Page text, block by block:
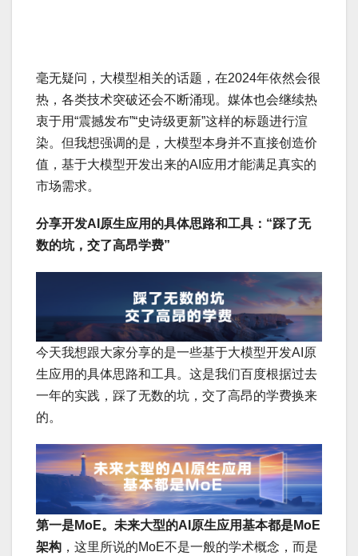
毫无疑问，大模型相关的话题，在2024年依然会很
热，各类技术突破还会不断涌现。媒体也会继续热
衷于用“震撼发布”“史诗级更新”这样的标题进行渲
染。但我想强调的是，大模型本身并不直接创造价
值，基于大模型开发出来的AI应用才能满足真实的
市场需求。
分享开发AI原生应用的具体思路和工具：“踩了无
数的坑，交了高昂学费”
今天我想跟大家分享的是一些基于大模型开发AI原
生应用的具体思路和工具。这是我们百度根据过去
一年的实践，踩了无数的坑，交了高昂的学费换来
的。
第一是MoE。未来大型的AI原生应用基本都是MoE
架构 ，这里所说的MoE不是一般的学术概念，而是